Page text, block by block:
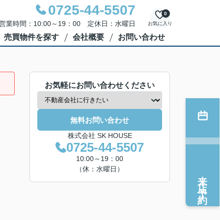
0725-44-5507
業時間：10:00～19：00 定休日：水曜日 お気に入り
0
売買物件を探す 会社概要 お問い合わせ
お気軽にお問い合わせください
無料お問い合わせ
株式会社 SK HOUSE
0725-44-5507
10:00～19：00
（休：水曜日）
来店予約